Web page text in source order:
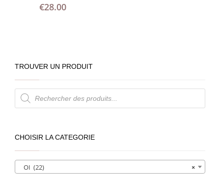
€28.00
TROUVER UN PRODUIT
Recherche
de
produits
CHOISIR LA CATEGORIE
×
OI (22)